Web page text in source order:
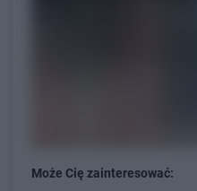
Może Cię zainteresować: